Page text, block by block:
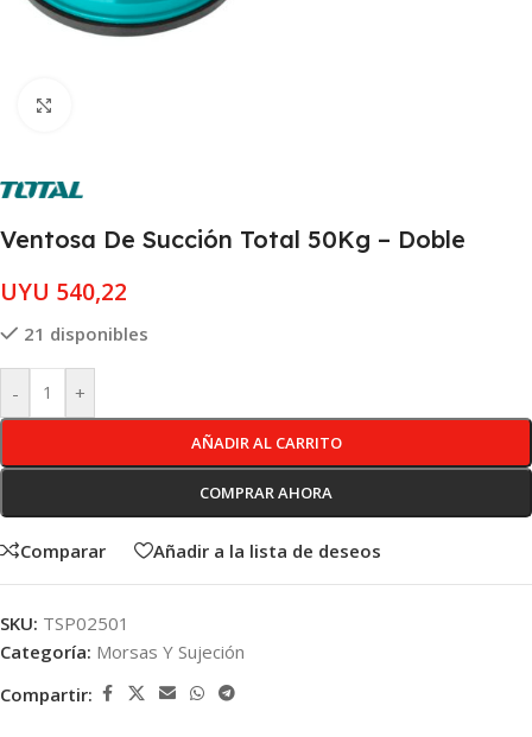
Ventosa De Succión Total 50Kg – Doble
UYU 540,22
21 disponibles
- +
AÑADIR AL CARRITO
COMPRAR AHORA
Comparar Añadir a la lista de deseos
SKU: TSP02501
Categoría: Morsas Y Sujeción
Compartir: